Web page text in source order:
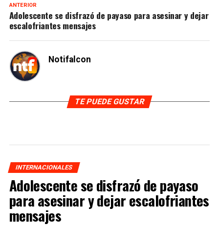
ANTERIOR
Adolescente se disfrazó de payaso para asesinar y dejar
escalofriantes mensajes
Notifalcon
TE PUEDE GUSTAR
INTERNACIONALES
Adolescente se disfrazó de payaso
para asesinar y dejar escalofriantes
mensajes